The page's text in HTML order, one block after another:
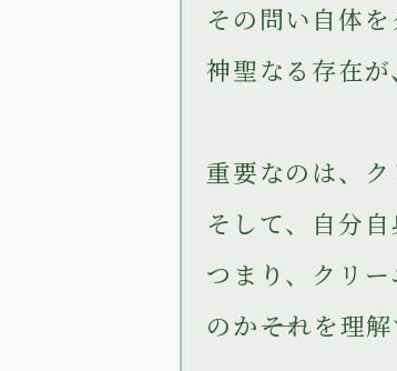
その問い自体
神聖なる存在が
重要なのは、ク
そして、自分自
つまり、クリ
のか――それを理